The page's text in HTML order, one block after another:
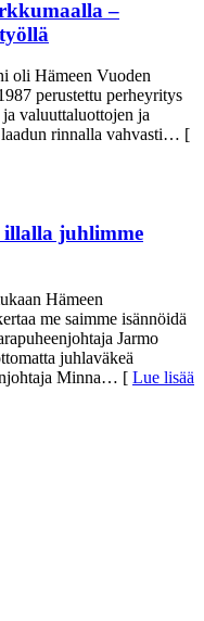
–
oli Hämeen Vuoden
perustettu perheyritys
valuuttaluottojen ja
rinnalla vahvasti… [
illalla juhlimme
Hämeen
me saimme isännöidä
Jarmo
juhlaväkeä
Minna… [ Lue lisää